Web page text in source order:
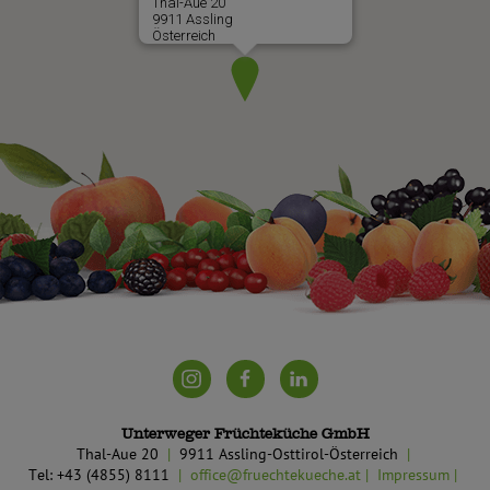
9911 Assling
Österreich
Unterweger Früchteküche GmbH
Thal-Aue 20
9911 Assling-Osttirol-Österreich
Tel: +43 (4855) 8111
office@fruechtekueche.at
Impressum